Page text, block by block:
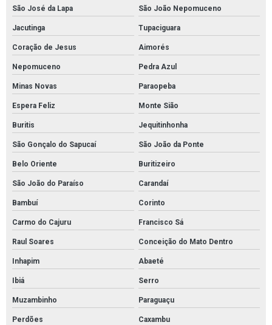
Kit sopep mantas brasil
Kit sopep para contenção de derramamento de petróleo
Kit sopep para derramamento de petróleo
Manta absorvente hidrocarboneto
Manta absorvente hidrofóbica para óleo e combustíveis
Manta absorvente industrial
Manta absorvente para derramamento de óleo industrial
Manta absorvente para indústrias
Manta absorvente para manutenção industrial
Manta absorvente para petróleo
Manta absorvente para vazamento de óleo
Manta absorvente petróleo e derivados
Manta de absorção de óleo
São José da Lapa São João Nepomuceno
Jacutinga Tupaciguara
Coração de Jesus Aimorés
Nepomuceno Pedra Azul
Minas Novas Paraopeba
Espera Feliz Monte Sião
Buritis Jequitinhonha
São Gonçalo do Sapucaí São João da Ponte
Belo Oriente Buritizeiro
São João do Paraíso Carandaí
Bambuí Corinto
Carmo do Cajuru Francisco Sá
Raul Soares Conceição do Mato Dentro
Inhapim Abaeté
Ibiá Serro
Muzambinho Paraguaçu
Perdões Caxambu